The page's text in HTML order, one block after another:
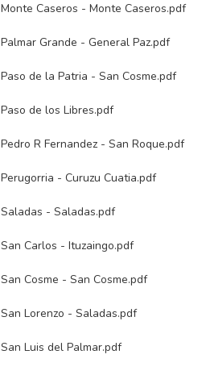
Monte Caseros - Monte Caseros.pdf
Palmar Grande - General Paz.pdf
Paso de la Patria - San Cosme.pdf
Paso de los Libres.pdf
Pedro R Fernandez - San Roque.pdf
Perugorria - Curuzu Cuatia.pdf
Saladas - Saladas.pdf
San Carlos - Ituzaingo.pdf
San Cosme - San Cosme.pdf
San Lorenzo - Saladas.pdf
San Luis del Palmar.pdf